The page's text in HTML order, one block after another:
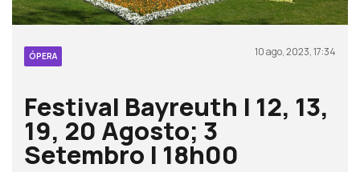
ÓPERA 10 ago, 2023, 17:34
Festival Bayreuth | 12, 13,
19, 20 Agosto; 3
Setembro | 18h00